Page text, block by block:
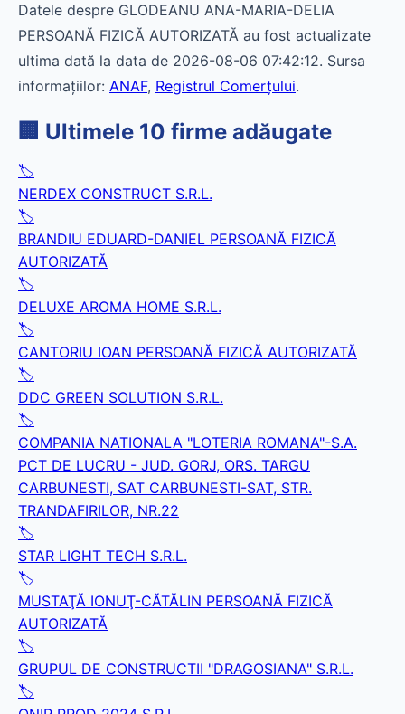
Datele despre GLODEANU ANA-MARIA-DELIA
PERSOANĂ FIZICĂ AUTORIZATĂ au fost actualizate
ultima dată la data de 2026-08-06 07:42:12. Sursa
informațiilor: ANAF, Registrul Comerțului.
🏢 Ultimele 10 firme adăugate
🏷️
NERDEX CONSTRUCT S.R.L.
🏷️
BRANDIU EDUARD-DANIEL PERSOANĂ FIZICĂ
AUTORIZATĂ
🏷️
DELUXE AROMA HOME S.R.L.
🏷️
CANTORIU IOAN PERSOANĂ FIZICĂ AUTORIZATĂ
🏷️
DDC GREEN SOLUTION S.R.L.
🏷️
COMPANIA NATIONALA "LOTERIA ROMANA"-S.A.
PCT DE LUCRU - JUD. GORJ, ORS. TARGU
CARBUNESTI, SAT CARBUNESTI-SAT, STR.
TRANDAFIRILOR, NR.22
🏷️
STAR LIGHT TECH S.R.L.
🏷️
MUSTAŢĂ IONUŢ-CĂTĂLIN PERSOANĂ FIZICĂ
AUTORIZATĂ
🏷️
GRUPUL DE CONSTRUCTII "DRAGOSIANA" S.R.L.
🏷️